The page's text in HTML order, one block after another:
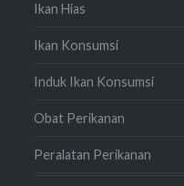
Ikan Hias
Ikan Konsumsi
Induk Ikan Konsumsi
Obat Perikanan
Peralatan Perikanan